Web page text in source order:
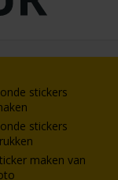
stickers
stickers
maken van